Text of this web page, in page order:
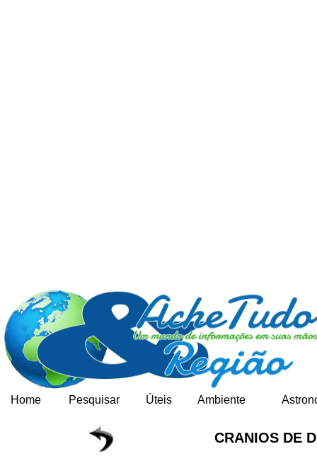
Home Pesquisar Úteis Ambiente
CRANIOS DE